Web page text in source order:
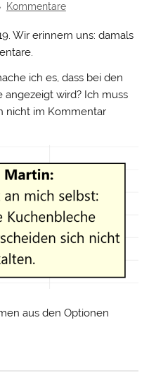
Kommentare
Wir erinnern uns: damals
ich es, dass bei den
wird? Ich muss
nicht im Kommentar
aus den Optionen